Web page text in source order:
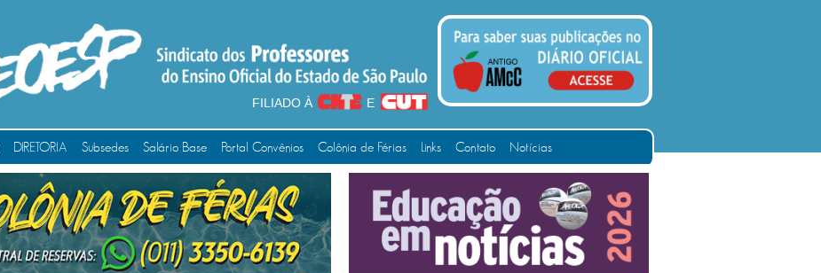
FILIADO À E
DIRETORIA Subsedes Salário Base Portal Convênios Colônia de Férias Links Contato Notícias